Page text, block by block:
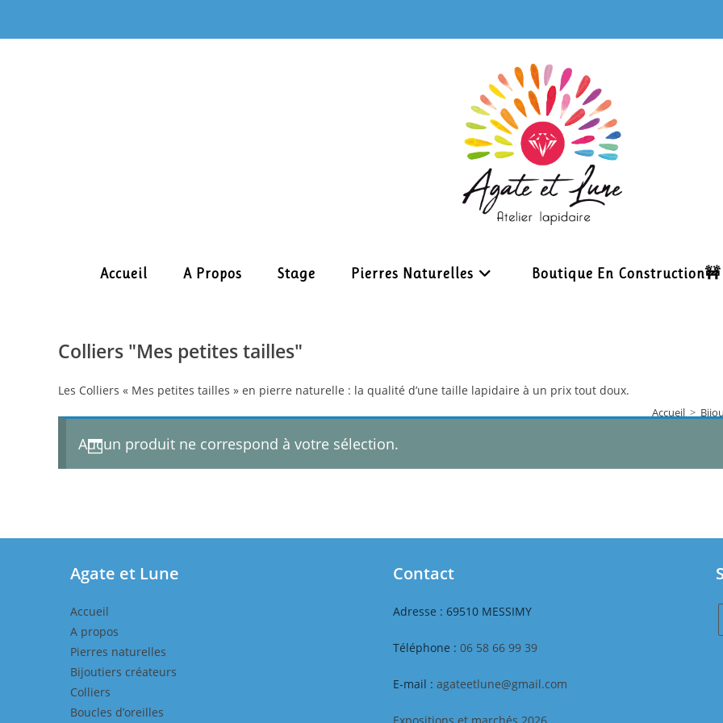
Accueil A Propos Stage Pierres Naturelles Boutique En Construction🚧
Accueil >
Colliers "Mes petites tailles"
Les Colliers « Mes petites tailles » en pierre naturelle : la qualité d’une taille lapidaire à un prix tout doux.
Aucun produit ne correspond à votre sélection.
Agate et Lune
Accueil
A propos
Pierres naturelles
Bijoutiers créateurs
Colliers
Boucles d’oreilles
Contact
Adresse : 69510 MESSIMY
Téléphone : 06 58 66 99 39
E-mail : agateetlune@gmail.com